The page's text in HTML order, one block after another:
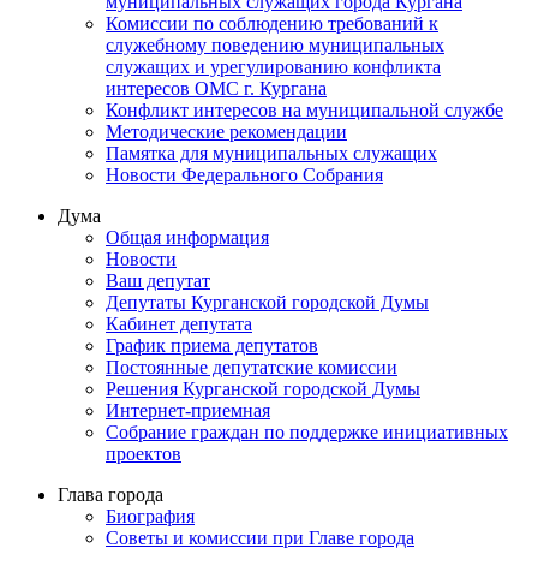
Комиссии по соблюдению требований к
служебному поведению муниципальных
служащих и урегулированию конфликта
интересов ОМС г. Кургана
Конфликт интересов на муниципальной службе
Методические рекомендации
Памятка для муниципальных служащих
Новости Федерального Cобрания
Дума
Общая информация
Новости
Ваш депутат
Депутаты Курганской городской Думы
Кабинет депутата
График приема депутатов
Постоянные депутатские комиссии
Решения Курганской городской Думы
Интернет-приемная
Собрание граждан по поддержке инициативных
проектов
Глава города
Биография
Советы и комиссии при Главе города